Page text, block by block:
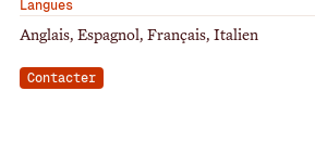
Langues
Anglais, Espagnol, Français, Italien
Contacter